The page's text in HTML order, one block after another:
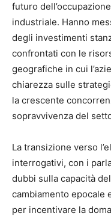
futuro
industriale. Hanno
degli investimenti
confrontati con le
geografiche in cui
chiarezza sulle
la crescente
sopravvivenza del
La transizione verso
interrogativi, con i
dubbi sulla capacità
cambiamento epocale
per incentivare la